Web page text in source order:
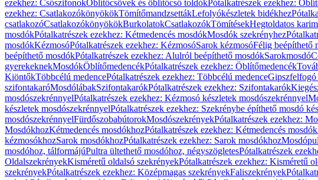
ezekhez: CsőszifonokÖblítőcsövek és öblítőcső toldókPótalkatrészek ezekhez:
ezekhez: CsatlakozókönyökökTömítőmandzsettákLefolyókészletek bidékhez
csatlakozóCsatlakozókönyökökBurkolatokCsatlakozókTömítésekHegtoldatos
mosdókPótalkatrészek ezekhez: Kétmedencés mosdókMosdók szekrényhez
mosdókKézmosóPótalkatrészek ezekhez: KézmosóSarok kézmosóFélig beépíthető
beépíthető mosdókPótalkatrészek ezekhez: Alulról beépíthető mosdókSarokmosdó
gyerekeknekMosdókÖblítőmedencékPótalkatrészek ezekhez: Öblítőmedencék
KiöntőkTöbbcélú medencePótalkatrészek ezekhez: Többcélú medenceGipszfelfogó
szifontakaróMosdólábakSzifontakarókPótalkatrészek ezekhez: Szifontakarók
mosdószekrénnyelPótalkatrészek ezekhez: Kézmosó készletek mosdószekrénnyel
készletek mosdószekrénnyelPótalkatrészek ezekhez: Szekrénybe építhető mosdó
mosdószekrénnyelFürdőszobabútorokMosdószekrényekPótalkatrészek ezekhez:
MosdókhozKétmedencés mosdókhozPótalkatrészek ezekhez: Kétmedencés
kézmosókhozSarok mosdókhozPótalkatrészek ezekhez: Sarok mosdókhoz
mosdóhoz, tálformájúPultra ültethető mosdóhoz, négyszögletesPótalkatrészek
OldalszekrényekKisméretű oldalsó szekrényekPótalkatrészek ezekhez: Kisméretű
szekrényekPótalkatrészek ezekhez: Középmagas szekrényekFaliszekrények